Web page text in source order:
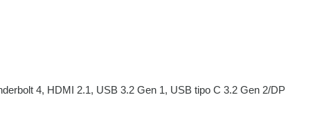
12x de R$ 1.366,75
4, HDMI 2.1, USB 3.2 Gen 1, USB tipo C 3.2 Gen 2/DP